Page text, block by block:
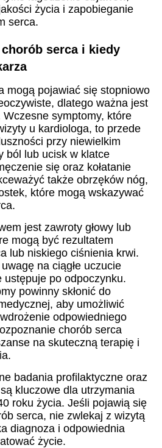
życia i zapobieganie
serca.
serca i kiedy
mogą pojawiać się stopniowo
dlatego ważna jest
symptomy, które
u kardiologa, to przede
przy niewielkim
ból lub ucisk w klatce
się oraz kołatanie
także obrzęków nóg,
które mogą wskazywać
jest zawroty głowy lub
mogą być rezultatem
lub niskiego ciśnienia krwi.
na ciągłe uczucie
ustępuje po odpoczynku.
powinny skłonić do
aby umożliwić
odpowiedniego
chorób serca
na skuteczną terapię i
badania profilaktyczne oraz
kluczowe dla utrzymania
roku życia. Jeśli pojawią się
serca, nie zwlekaj z wizytą
diagnoza i odpowiednia
życie.